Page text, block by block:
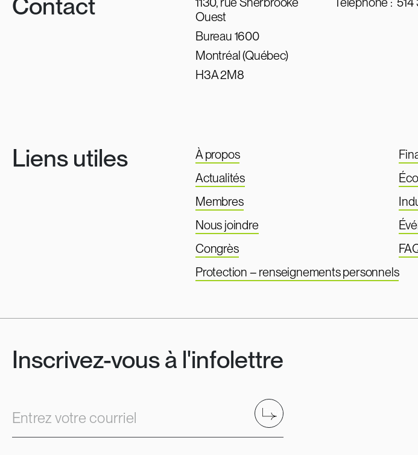
Contact
Ouest
Bureau 1600
Montréal (Québec)
H3A 2M8
Liens utiles
À propos
Actualités
Membres
Nous joindre
Congrès
Protection – renseignements personnels
Inscrivez-vous à l'infolettre
Entrez votre courriel Envoyer